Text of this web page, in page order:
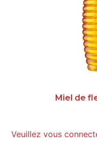
Miel de
Veuillez vous